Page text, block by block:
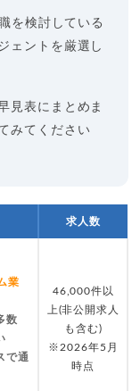
を検討している
ェントを厳選し
見表にまとめま
みてください
求人数
業
数
で通
46,000件以
上(非公開求人
も含む)
※2026年5月
時点